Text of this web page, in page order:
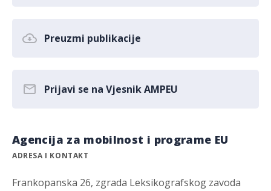
Preuzmi publikacije
Prijavi se na Vjesnik AMPEU
Agencija za mobilnost i programe EU
ADRESA I KONTAKT
Frankopanska 26, zgrada Leksikografskog zavoda